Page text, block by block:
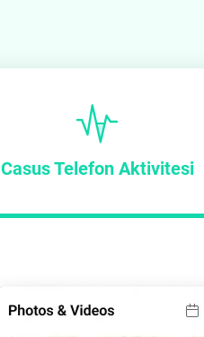
Casus Telefon Aktivitesi